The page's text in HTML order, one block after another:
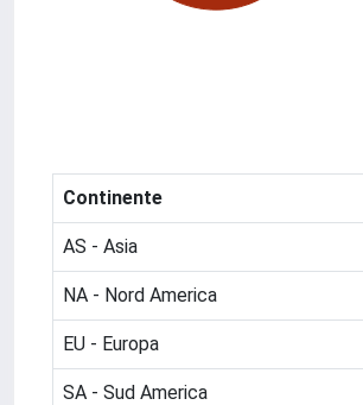
Continente
AS - Asia
NA - Nord America
EU - Europa
SA - Sud America